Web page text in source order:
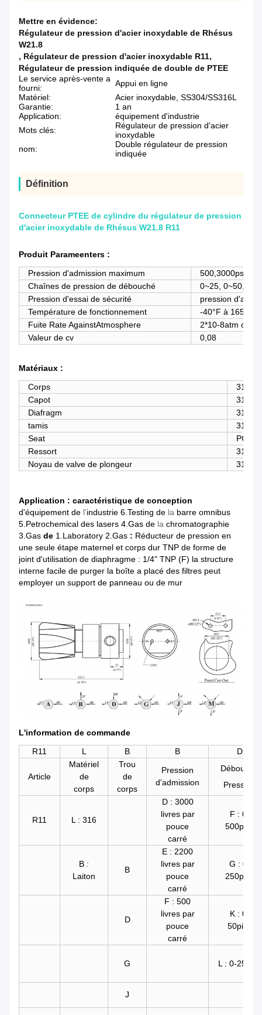
Mettre en évidence:
Régulateur de pression d'acier inoxydable de Rhésus
W21.8
, Régulateur de pression d'acier inoxydable R11,
Régulateur de pression indiquée de double de PTEE
Le service après-vente a
fourni:
Appui en ligne
Matériel:
Acier inoxydable, SS304/SS316L
Garantie:
1 an
Application:
équipement d'industrie
Mots clés:
Régulateur de pression d'acier
inoxydable
nom:
Double régulateur de pression
indiquée
Définition
Connecteur PTEE de cylindre du régulateur de pression
d'acier inoxydable de Rhésus W21.8 R11
Produit Parameenters :
Pression d'admission maximum
500,3000psig
Chaînes de pression de débouché
0~25, 0~50,
Pression d'essai de sécurité
pression
Température de fonctionnement
-40°F à 165°F/
Fuite Rate AgainstAtmosphere
2*10-8atm cc/
Valeur de cv
0,08
Matériaux :
Corps
316L,
Capot
316L.
Diafragm
316L
tamis
316L
Seat
Ressort
316L
Noyau de valve de plongeur
316L
Application : caractéristique de conception
d'équipement de l'industrie 6.Testing de la barre omnibus
5.Petrochemical des lasers 4.Gas de la chromatographie
3.Gas de 1.Laboratory 2.Gas : Réducteur de pression en
une seule étape maternel et corps dur TNP de forme de
joint d'utilisation de diaphragme : 1/4" TNP (F) la structure
interne facile de purger la boîte a placé des filtres peut
employer un support de panneau ou de mur
L'information de commande
R11
L B B D
Article
Matériel
de
corps
Trou
de
corps
Pression
d'admission
Débouché
Pression
R11 L : 316
D : 3000
livres par
pouce
carré
F : 0-
500psig
B :
Laiton
B
E : 2200
livres par
pouce
carré
G : 0-
250psig
D
F : 500
livres par
pouce
carré
K : 0-
50pisg
G L : 0-25psig
J